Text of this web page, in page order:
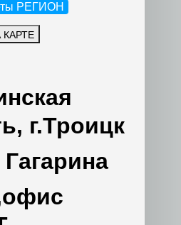
РЕГИОН
г.Троицк